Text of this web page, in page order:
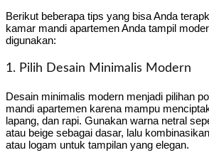
Berikut beberapa tips yang bisa Anda
kamar mandi apartemen Anda tampil
digunakan:
1. Pilih Desain Minimalis Modern
Desain minimalis modern menjadi pilihan
mandi apartemen karena mampu
lapang, dan rapi. Gunakan warna netral
atau beige sebagai dasar, lalu
atau logam untuk tampilan yang elegan.